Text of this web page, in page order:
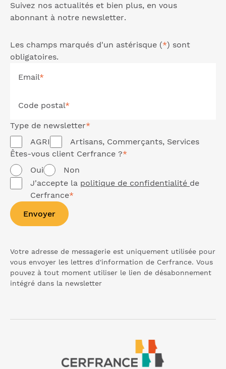
Suivez nos actualités et bien plus, en vous
abonnant à notre newsletter.
Les champs marqués d'un astérisque (*) sont
obligatoires.
Email*
Code postal*
Type de newsletter*
AGRI
Artisans, Commerçants, Services
Êtes-vous client Cerfrance ?*
Oui
Non
J'accepte la politique de confidentialité de
Cerfrance*
Envoyer
Votre adresse de messagerie est uniquement utilisée pour
vous envoyer les lettres d'information de Cerfrance. Vous
pouvez à tout moment utiliser le lien de désabonnement
intégré dans la newsletter